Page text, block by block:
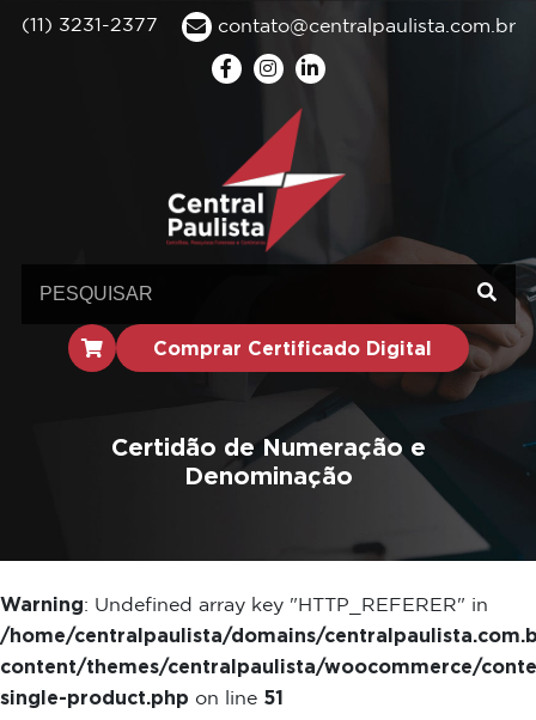
(11) 3231-2377 contato@centralpaulista.com.br
Comprar Certificado Digital
Certidão de Numeração e
Denominação
Warning: Undefined array key "HTTP_REFERER" in
/home/centralpaulista/domains/
content/themes/centralpaulista/woocommerce/
single-product.php on line 51